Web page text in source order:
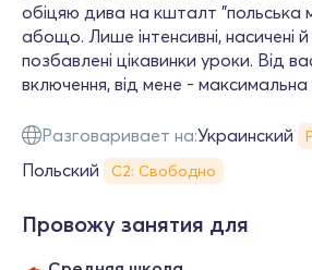
обіцяю дива на кшталт "польська
абощо. Лише інтенсивні, насичені
позбавлені цікавинки уроки. Від
включення, від мене - максимальна
Разговаривает на:Украинский
Польский С2: Свободно
Провожу занятия для